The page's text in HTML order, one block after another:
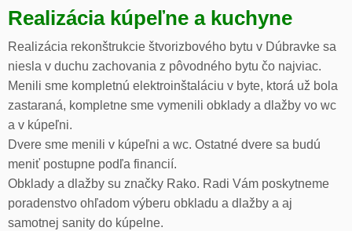
Realizácia kúpeľne a kuchyne
Realizácia rekonštrukcie štvorizbového bytu v Dúbravke sa
niesla v duchu zachovania z pôvodného bytu čo najviac.
Menili sme kompletnú elektroinštaláciu v byte, ktorá už bola
zastaraná, kompletne sme vymenili obklady a dlažby vo wc
a v kúpeľni.
Dvere sme menili v kúpeľni a wc. Ostatné dvere sa budú
meniť postupne podľa financií.
Obklady a dlažby su značky Rako. Radi Vám poskytneme
poradenstvo ohľadom výberu obkladu a dlažby a aj
samotnej sanity do kúpelne.